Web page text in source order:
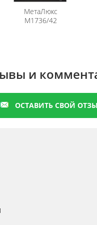
уплотнения
плита
МетаЛюкс
М1736/42
и
ОСТАВИТЬ СВОЙ